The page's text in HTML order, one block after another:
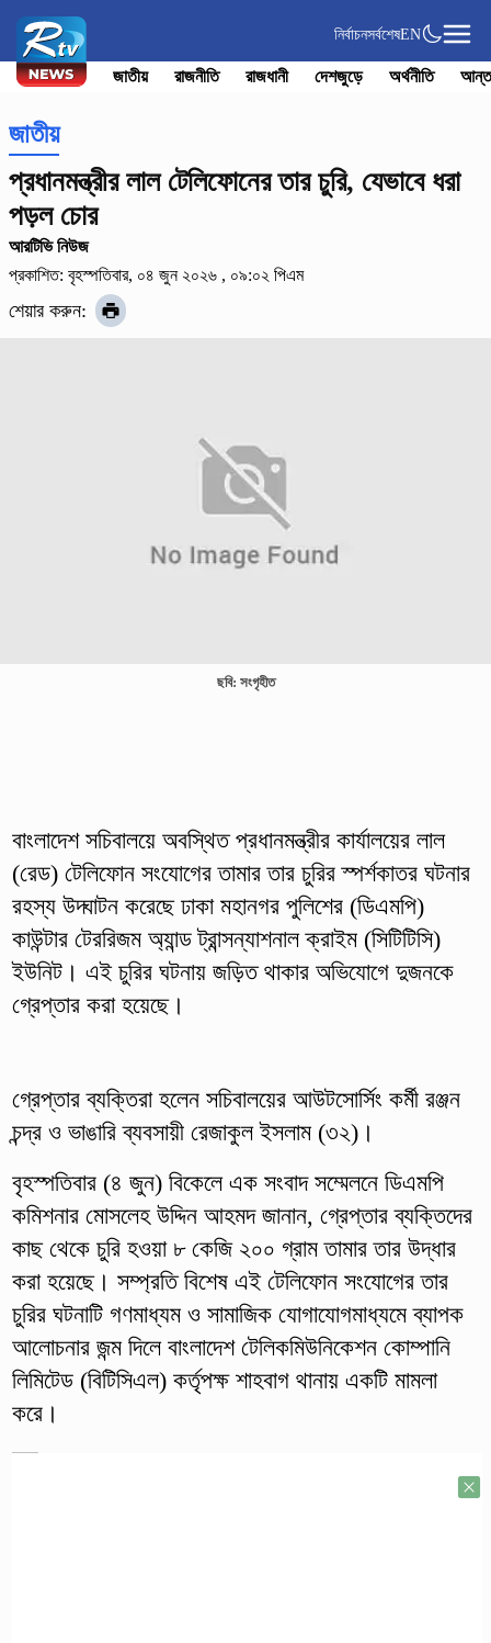
নির্বাচনসর্বশেষEN
জাতীয় রাজনীতি রাজধানী দেশজুড়ে অর্থনীতি
জাতীয়
প্রধানমন্ত্রীর লাল টেলিফোনের তার চুরি, যেভাবে ধরা
পড়ল চোর
আরটিভি নিউজ
প্রকাশিত: বৃহস্পতিবার, ০৪ জুন ২০২৬ , ০৯:০২ পিএম
শেয়ার করুন:
ছবি: সংগৃহীত
বাংলাদেশ সচিবালয়ে অবস্থিত প্রধানমন্ত্রীর কার্যালয়ের লাল
(রেড) টেলিফোন সংযোগের তামার তার চুরির স্পর্শকাতর ঘটনার
রহস্য উদ্ঘাটন করেছে ঢাকা মহানগর পুলিশের (ডিএমপি)
কাউন্টার টেররিজম অ্যান্ড ট্রান্সন্যাশনাল ক্রাইম (সিটিটিসি)
ইউনিট। এই চুরির ঘটনায় জড়িত থাকার অভিযোগে দুজনকে
গ্রেপ্তার করা হয়েছে।
গ্রেপ্তার ব্যক্তিরা হলেন সচিবালয়ের আউটসোর্সিং কর্মী রঞ্জন
চন্দ্র ও ভাঙারি ব্যবসায়ী রেজাকুল ইসলাম (৩২)।
বৃহস্পতিবার (৪ জুন) বিকেলে এক সংবাদ সম্মেলনে ডিএমপি
কমিশনার মোসলেহ উদ্দিন আহমদ জানান, গ্রেপ্তার ব্যক্তিদের
কাছ থেকে চুরি হওয়া ৮ কেজি ২০০ গ্রাম তামার তার উদ্ধার
করা হয়েছে। সম্প্রতি বিশেষ এই টেলিফোন সংযোগের তার
চুরির ঘটনাটি গণমাধ্যম ও সামাজিক যোগাযোগমাধ্যমে ব্যাপক
আলোচনার জন্ম দিলে বাংলাদেশ টেলিকমিউনিকেশন কোম্পানি
লিমিটেড (বিটিসিএল) কর্তৃপক্ষ শাহবাগ থানায় একটি মামলা
করে।